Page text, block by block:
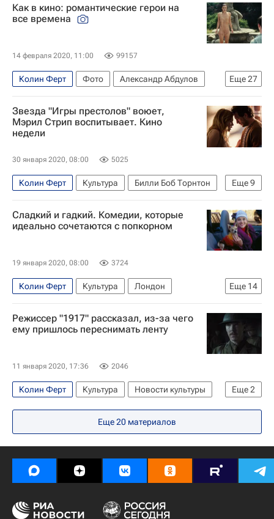
Как в кино: романтические герои на
все времена
14 февраля 2020, 11:00 99157
Еще27
Колин Ферт Фото
Александр Абдулов
Алексей Баталов
Донатас Банионис
Александр Демьяненко
Наталья Варлей
Уитни Хьюстон
Кира Найтли
Роберт Паттинсон
Кристен Стюарт
Кейт Уинслет
Дженнифер Лоуренс
Брэдли Купер
Адриано Челентано
Том Круз
Кевин Костнер
Джоди Фостер
Кларк Гейбл
Ли Вивьен
Анастасия Вертинская
Вера Алентова
Титаник (судно)
Орнелла Мути
Евгения Симонова
Надежда Румянцева
Звезда "Игры престолов" воюет,
Мэрил Стрип воспитывает. Кино
недели
30 января 2020, 08:00 5025
Еще9
Колин Ферт Культура
Билли Боб Торнтон
Бенедикт Камбербэтч
Эмма Уотсон
Сирша Ронан
Мерил Стрип
Луи Гаррель
Игра престолов (сериал)
Сладкий и гадкий. Комедии, которые
идеально сочетаются с попкорном
19 января 2020, 08:00 3724
Еще 14
Колин Ферт Культура
Лондон
Калифорния
Москва
Джессика Альба
Риз Уизерспун
Хелен Хант
Хью Грант
Джуд Лоу
Дженнифер Энистон
Адам Сэндлер
Сандра Буллок Кино
Режиссер "1917" рассказал, из-за чего
ему пришлось переснимать ленту
11 января 2020, 17:36 2046
Еще2
Колин Ферт Культура
Новости культуры
Бенедикт Камбербэтч
Кино
Еще20 материалов